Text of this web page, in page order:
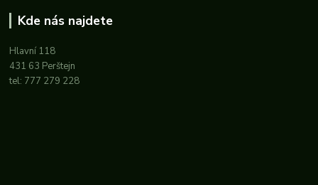
Kde nás najdete
Hlavní 118
431 63 Perštejn
tel: 777 279 228